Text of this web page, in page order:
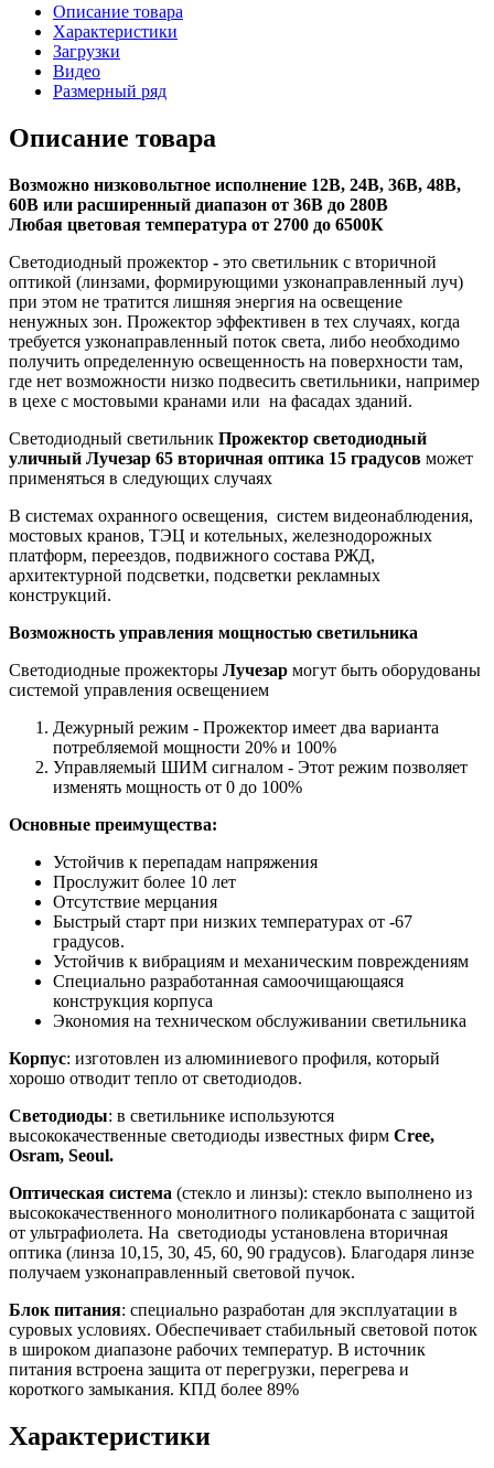
Описание товара
Характеристики
Загрузки
Видео
Размерный ряд
Описание товара
Возможно низковольтное исполнение 12В, 24В, 36В, 48В,
60В или расширенный диапазон от 36В до 280В
Любая цветовая температура от 2700 до 6500К
Светодиодный прожектор - это светильник с вторичной
оптикой (линзами, формирующими узконаправленный луч)
при этом не тратится лишняя энергия на освещение
ненужных зон. Прожектор эффективен в тех случаях, когда
требуется узконаправленный поток света, либо необходимо
получить определенную освещенность на поверхности там,
где нет возможности низко подвесить светильники, например
в цехе с мостовыми кранами или на фасадах зданий.
Светодиодный светильник Прожектор светодиодный
уличный Лучезар 65 вторичная оптика 15 градусов может
применяться в следующих случаях
В системах охранного освещения, систем видеонаблюдения,
мостовых кранов, ТЭЦ и котельных, железнодорожных
платформ, переездов, подвижного состава РЖД,
архитектурной подсветки, подсветки рекламных
конструкций.
Возможность управления мощностью светильника
Светодиодные прожекторы Лучезар могут быть оборудованы
системой управления освещением
Дежурный режим - Прожектор имеет два варианта
потребляемой мощности 20% и 100%
Управляемый ШИМ сигналом - Этот режим позволяет
изменять мощность от 0 до 100%
Основные преимущества:
Устойчив к перепадам напряжения
Прослужит более 10 лет
Отсутствие мерцания
Быстрый старт при низких температурах от -67
градусов.
Устойчив к вибрациям и механическим повреждениям
Специально разработанная самоочищающаяся
конструкция корпуса
Экономия на техническом обслуживании светильника
Корпус: изготовлен из алюминиевого профиля, который
хорошо отводит тепло от светодиодов.
Светодиоды: в светильнике используются
высококачественные светодиоды известных фирм Cree,
Osram, Seoul.
Оптическая система (стекло и линзы): стекло выполнено из
высококачественного монолитного поликарбоната с защитой
от ультрафиолета. На светодиоды установлена вторичная
оптика (линза 10,15, 30, 45, 60, 90 градусов). Благодаря линзе
получаем узконаправленный световой пучок.
Блок питания: специально разработан для эксплуатации в
суровых условиях. Обеспечивает стабильный световой поток
в широком диапазоне рабочих температур. В источник
питания встроена защита от перегрузки, перегрева и
короткого замыкания. КПД более 89%
Характеристики